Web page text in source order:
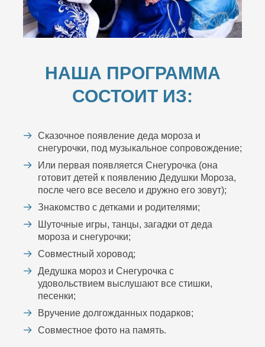
НАША ПРОГРАММА
СОСТОИТ ИЗ:
Сказочное появление деда мороза и
снегурочки, под музыкальное сопровождение;
Или первая появляется Снегурочка (она
готовит детей к появлению Дедушки Мороза,
после чего все весело и дружно его зовут);
Знакомство с детками и родителями;
Шуточные игры, танцы, загадки от деда
мороза и снегурочки;
Совместный хоровод;
Дедушка мороз и Снегурочка с
удовольствием выслушают все стишки,
песенки;
Вручение долгожданных подарков;
Совместное фото на память.